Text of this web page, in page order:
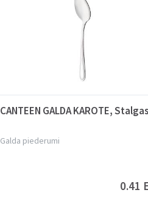
CANTEEN GALDA KAROTE,
Galda piederumi
0.41